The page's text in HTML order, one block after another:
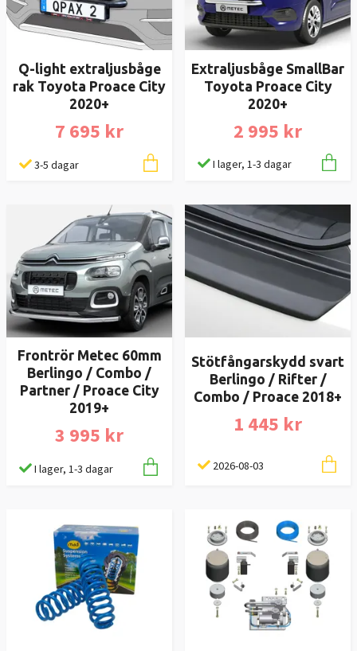
Q-light extraljusbåge
rak Toyota Proace City
2020+
7 695 kr
3-5 dagar
Extraljusbåge SmallBar
Toyota Proace City
2020+
2 995 kr
I lager, 1-3 dagar
Frontrör Metec 60mm
Berlingo / Combo /
Partner / Proace City
2019+
3 995 kr
I lager, 1-3 dagar
Stötfångarskydd svart
Berlingo / Rifter /
Combo / Proace 2018+
1 445 kr
2026-08-03